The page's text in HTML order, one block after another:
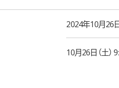
2024年10月26日
10月26日（土）